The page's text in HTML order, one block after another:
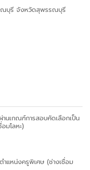
ณบุรี จังหวัดสุพรรณบุรี
นเกณฑ์การสอบคัดเลือกเป็น
มโลหะ)
ำแหน่งครูพิเศษ (ช่างเชื่อม